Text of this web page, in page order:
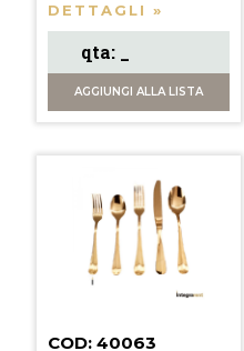
DETTAGLI »
AGGIUNGIALLA LISTA
COD: 40063